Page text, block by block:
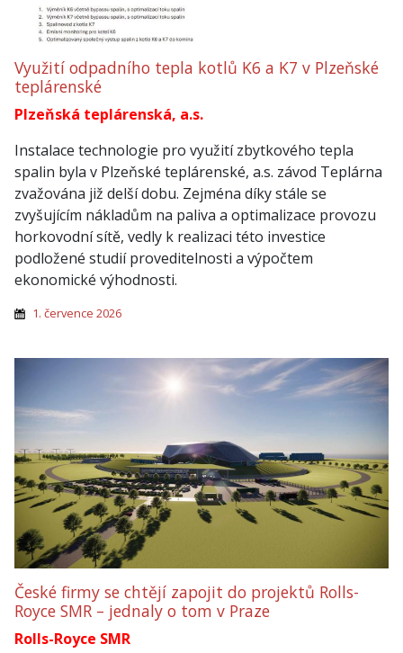
Využití odpadního tepla kotlů K6 a K7 v Plzeňské
teplárenské
Plzeňská teplárenská, a.s.
Instalace technologie pro využití zbytkového tepla
spalin byla v Plzeňské teplárenské, a.s. závod Teplárna
zvažována již delší dobu. Zejména díky stále se
zvyšujícím nákladům na paliva a optimalizace provozu
horkovodní sítě, vedly k realizaci této investice
podložené studií proveditelnosti a výpočtem
ekonomické výhodnosti.
1. července 2026
České firmy se chtějí zapojit do projektů Rolls-
Royce SMR – jednaly o tom v Praze
Rolls-Royce SMR